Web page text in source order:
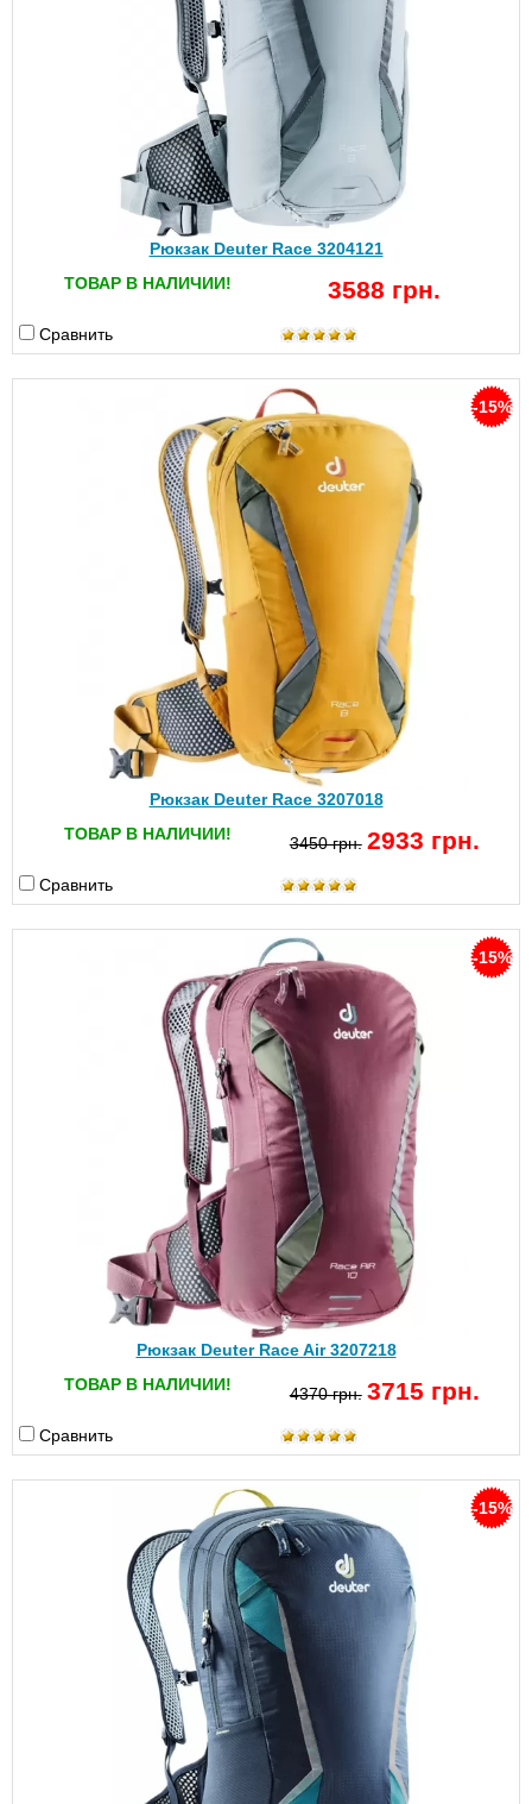
Рюкзак Deuter Race 3204121
ТОВАР В НАЛИЧИИ!
3588 грн.
Сравнить
-15%
Рюкзак Deuter Race 3207018
ТОВАР В НАЛИЧИИ!
3450 грн. 2933 грн.
Сравнить
-15%
Рюкзак Deuter Race Air 3207218
ТОВАР В НАЛИЧИИ!
4370 грн. 3715 грн.
Сравнить
-15%